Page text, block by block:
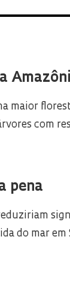
maior
com
pena
do mar em